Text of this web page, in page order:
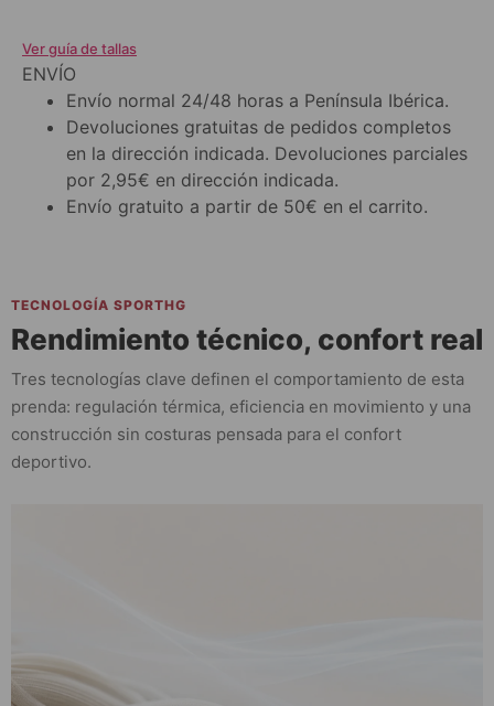
Ver guía de tallas
ENVÍO
Envío normal 24/48 horas a Península Ibérica.
Devoluciones gratuitas de pedidos completos
en la dirección indicada. Devoluciones parciales
por 2,95€ en dirección indicada.
Envío gratuito a partir de 50€ en el carrito.
TECNOLOGÍA SPORTHG
Rendimiento técnico, confort real
Tres tecnologías clave definen el comportamiento de esta
prenda: regulación térmica, eficiencia en movimiento y una
construcción sin costuras pensada para el confort
deportivo.